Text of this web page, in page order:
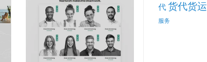
代 货代货运
服务